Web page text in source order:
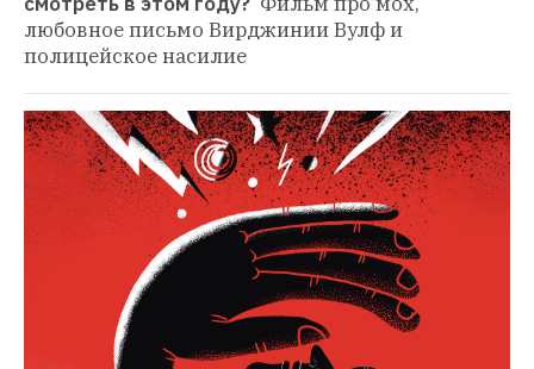
любовное письмо Вирджинии Вулф и
полицейское насилие